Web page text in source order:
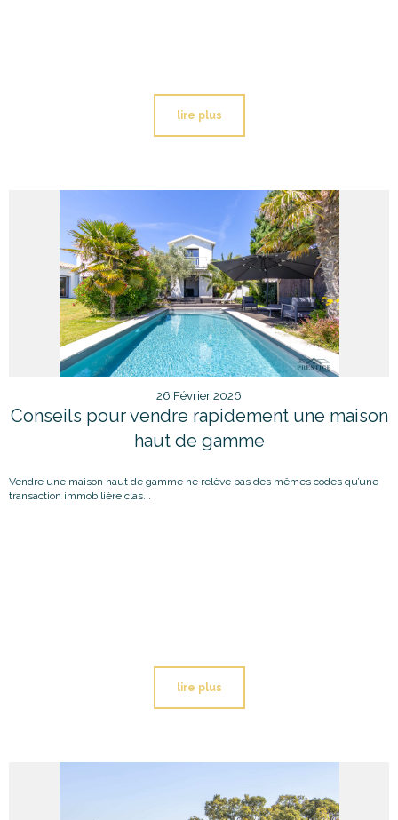
lire plus
26 Février 2026
Conseils pour vendre rapidement une maison
haut de gamme
Vendre une maison haut de gamme ne relève pas des mêmes codes qu’une
transaction immobilière clas...
lire plus